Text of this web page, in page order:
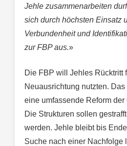
Jehle zusammenarbeiten
sich durch höchsten Einsatz
Verbundenheit und
zur FBP aus.»
Die FBP will Jehles Rücktritt
Neuausrichtung nutzten.
eine umfassende Reform der
Die Strukturen sollen
werden. Jehle bleibt bis
Suche nach einer Nachfolge